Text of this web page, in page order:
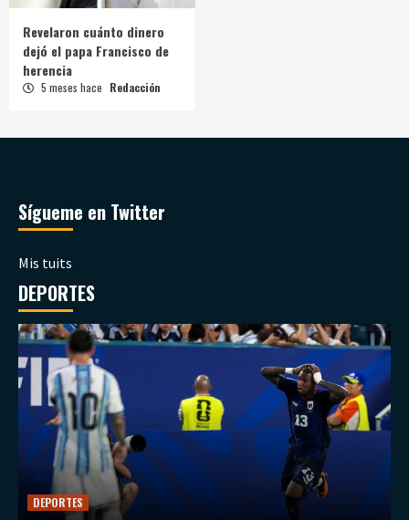
Revelaron cuánto dinero
dejó el papa Francisco de
herencia
5 meses hace Redacción
Sígueme en Twitter
Mis tuits
DEPORTES
DEPORTES